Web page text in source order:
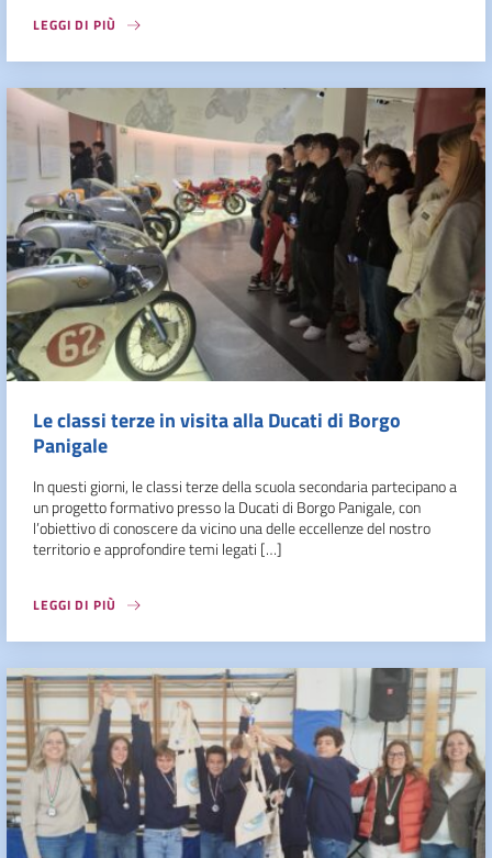
LEGGI DI PIÙ
Le classi terze in visita alla Ducati di Borgo
Panigale
In questi giorni, le classi terze della scuola secondaria partecipano a
un progetto formativo presso la Ducati di Borgo Panigale, con
l’obiettivo di conoscere da vicino una delle eccellenze del nostro
territorio e approfondire temi legati […]
LEGGI DI PIÙ